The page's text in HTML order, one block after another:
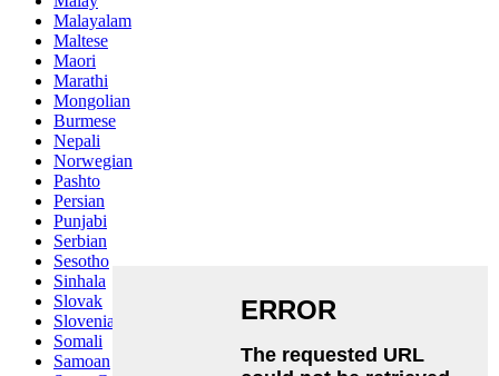
Malayalam
Maltese
Maori
Marathi
Mongolian
Burmese
Nepali
Norwegian
Pashto
Persian
Punjabi
Serbian
Sesotho
Sinhala
Slovak
Slovenian
Somali
Samoan